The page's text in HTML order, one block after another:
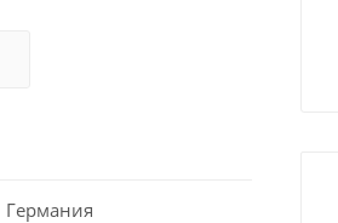
Германия